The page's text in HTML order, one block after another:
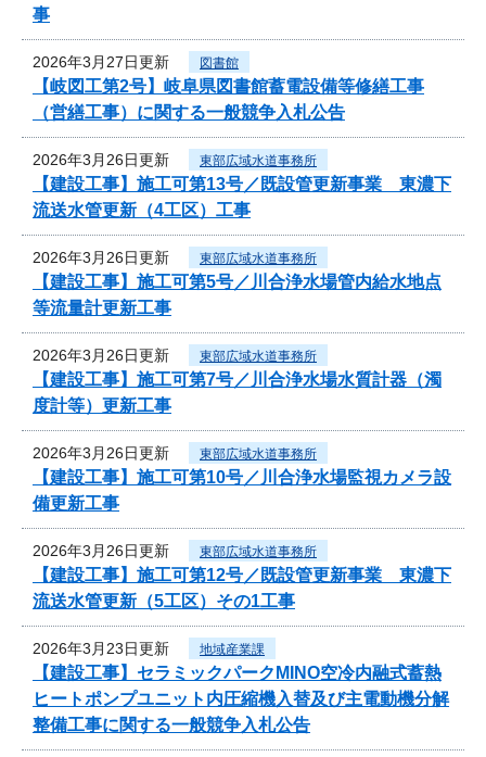
事
2026年3月27日更新 図書館
【岐図工第2号】岐阜県図書館蓄電設備等修繕工事
（営繕工事）に関する一般競争入札公告
2026年3月26日更新 東部広域水道事務所
【建設工事】施工可第13号／既設管更新事業 東濃下
流送水管更新（4工区）工事
2026年3月26日更新 東部広域水道事務所
【建設工事】施工可第5号／川合浄水場管内給水地点
等流量計更新工事
2026年3月26日更新 東部広域水道事務所
【建設工事】施工可第7号／川合浄水場水質計器（濁
度計等）更新工事
2026年3月26日更新 東部広域水道事務所
【建設工事】施工可第10号／川合浄水場監視カメラ設
備更新工事
2026年3月26日更新 東部広域水道事務所
【建設工事】施工可第12号／既設管更新事業 東濃下
流送水管更新（5工区）その1工事
2026年3月23日更新 地域産業課
【建設工事】セラミックパークMINO空冷内融式蓄熱
ヒートポンプユニット内圧縮機入替及び主電動機分解
整備工事に関する一般競争入札公告